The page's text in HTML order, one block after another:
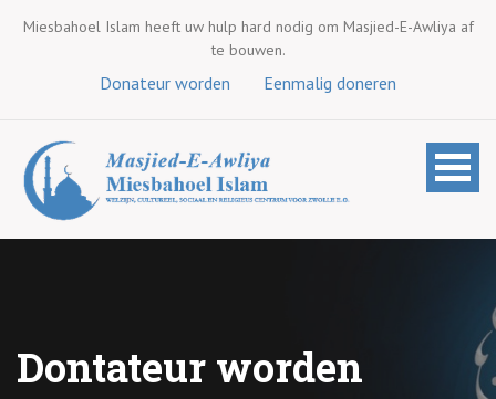
Miesbahoel Islam heeft uw hulp hard nodig om Masjied-E-Awliya af
te bouwen.
Donateur worden Eenmalig doneren
Dontateur worden